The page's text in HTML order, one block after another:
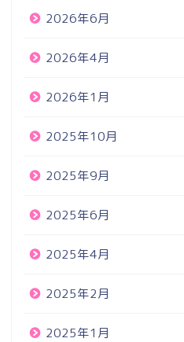
2026年6月
2026年4月
2026年1月
2025年10月
2025年9月
2025年6月
2025年4月
2025年2月
2025年1月